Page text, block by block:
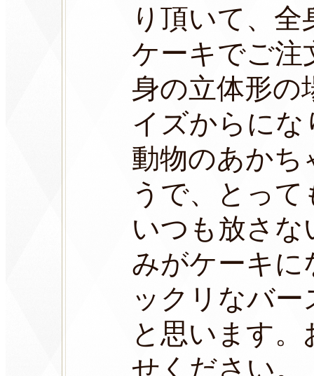
り頂いて、
ケーキでご注
身の立体形の
イズからに
動物のあかち
うで、とっ
いつも放さ
みがケーキに
ックリなバ
と思います
せください。